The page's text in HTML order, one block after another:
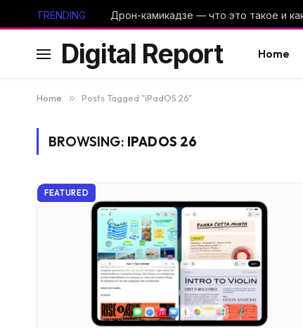
TRENDING
Digital Report Home
Home » Posts Tagged "iPadOS 26"
BROWSING: IPADOS 26
FEATURED